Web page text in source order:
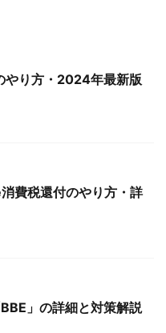
やり方・2024年最新版
費税還付のやり方・詳
」の詳細と対策解説